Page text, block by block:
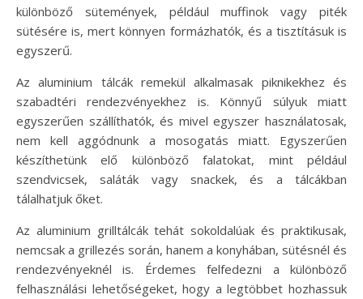
különböző sütemények, például muffinok vagy piték
sütésére is, mert könnyen formázhatók, és a tisztításuk is
egyszerű.
Az aluminium tálcák remekül alkalmasak piknikekhez és
szabadtéri rendezvényekhez is. Könnyű súlyuk miatt
egyszerűen szállíthatók, és mivel egyszer használatosak,
nem kell aggódnunk a mosogatás miatt. Egyszerűen
készíthetünk elő különböző falatokat, mint például
szendvicsek, saláták vagy snackek, és a tálcákban
tálalhatjuk őket.
Az aluminium grilltálcák tehát sokoldalúak és praktikusak,
nemcsak a grillezés során, hanem a konyhában, sütésnél és
rendezvényeknél is. Érdemes felfedezni a különböző
felhasználási lehetőségeket, hogy a legtöbbet hozhassuk